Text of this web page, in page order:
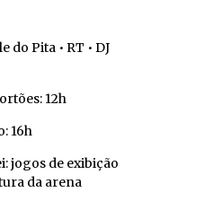
do Pita • RT • DJ
12h
16h
jogos de exibição
da arena